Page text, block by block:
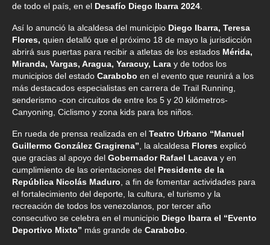
de todo el país, en el Desafío Diego Ibarra 2024
Así lo anunció la alcaldesa del municipio Diego Ibarra, Teresa
Flores, quien detalló que el próximo 18 de mayo la jurisdicción
abrirá sus puertas para recibir a atletas de los estados Mérida,
Miranda, Vargas, Aragua, Yaracuy, Lara y de todos los
municipios del estado Carabobo en el evento que reunirá a los
más destacados especialistas en carrera de Trail Running,
senderismo -con circuitos de entre los 5 y 20 kilómetros-
Canyoning, Ciclismo y zona kids para los niños.
En rueda de prensa realizada en el Teatro Urbano “Manuel
Guillermo González Gragirena” , la alcaldesa Flores explicó
que gracias al apoyo del Gobernador Rafael Lacava y en
cumplimiento de las orientaciones del Presidente de la
República Nicolás Maduro , a fin de fomentar actividades para
el fortalecimiento del deporte, la cultura, el turismo y la
recreación de todos los venezolanos, por tercer año
consecutivo se celebra en el municipio Diego Ibarra el “Evento
Deportivo Mixto” más grande de Carabobo